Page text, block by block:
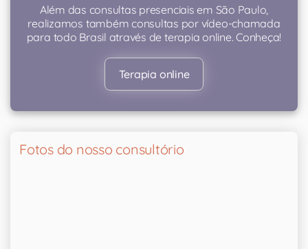
Além das consultas presenciais em São Paulo,
realizamos também consultas por vídeo-chamada
para todo Brasil através de terapia online. Conheça!
Terapia online
Fotos do nosso consultório